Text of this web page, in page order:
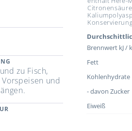
zu Fisch,
und
Brennwert kJ /
Fett
Kohlenhydrate
- davon Zucker
Eiweiß